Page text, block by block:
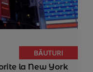
BĂUTURI
la New York